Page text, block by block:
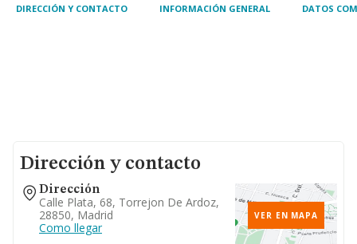
DIRECCIÓN Y CONTACTO INFORMACIÓN GENERAL DATOS
Dirección y contacto
Dirección
Calle Plata, 68, Torrejon De Ardoz,
28850, Madrid
Como llegar
VER EN MAPA